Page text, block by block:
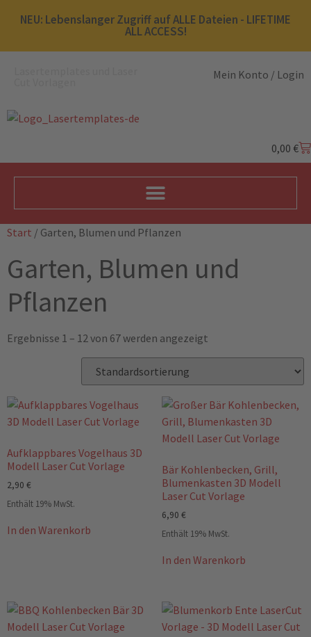
NEU: Lebenslanger Zugriff auf ALLE Dateien - LIFETIME
ALL ACCESS!
Mein Konto / Login
0,00 €
Start / Garten, Blumen und Pflanzen
Garten, Blumen und
Pflanzen
Ergebnisse 1 – 12 von 67 werden angezeigt
Aufklappbares Vogelhaus 3D
Modell Laser Cut Vorlage
2,90 €
Enthält 19% MwSt.
In den Warenkorb
Bär Kohlenbecken, Grill,
Blumenkasten 3D Modell
Laser Cut Vorlage
6,90 €
Enthält 19% MwSt.
In den Warenkorb